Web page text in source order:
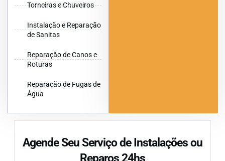
Torneiras e Chuveiros
Instalação e Reparação
de Sanitas
Reparação de Canos e
Roturas
Reparação de Fugas de
Água
Agende Seu Serviço de Instalações ou
Reparos 24hs